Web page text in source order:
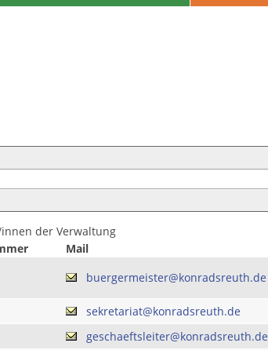
der Verwaltung
Mail
buergermeister@konradsreuth.de
sekretariat@konradsreuth.de
geschaeftsleiter@konradsreuth.de